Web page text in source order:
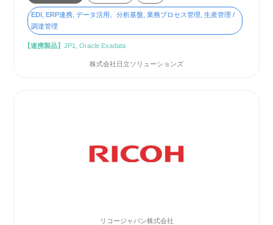
EDI, ERP連携, データ活用、分析基盤, 業務プロセス管理, 生産管理 /
調達管理
【連携製品】JP1, Oracle Exadata
株式会社日立ソリューションズ
リコージャパン株式会社